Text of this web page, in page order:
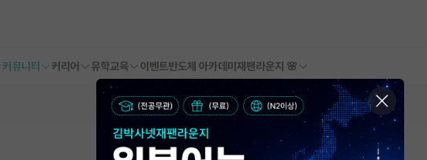
커뮤니티 커리어 유학교육 이벤트반도체 아카데미 재팬라운지 🌸